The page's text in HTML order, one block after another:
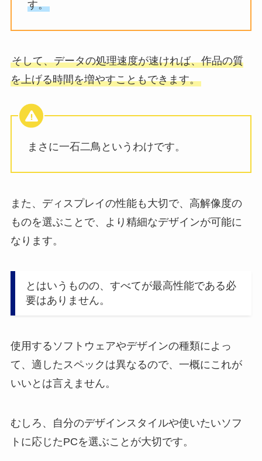
す。
そして、データの処理速度が速ければ、作品の質
を上げる時間を増やすこともできます。
まさに一石二鳥というわけです。
また、ディスプレイの性能も大切で、高解像度の
ものを選ぶことで、より精細なデザインが可能に
なります。
とはいうものの、すべてが最高性能である必
要はありません。
使用するソフトウェアやデザインの種類によっ
て、適したスペックは異なるので、一概にこれが
いいとは言えません。
むしろ、自分のデザインスタイルや使いたいソフ
トに応じたPCを選ぶことが大切です。